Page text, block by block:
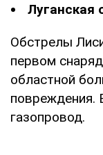
Луганская
Обстрелы
первом
областной
повреждения.
газопровод.